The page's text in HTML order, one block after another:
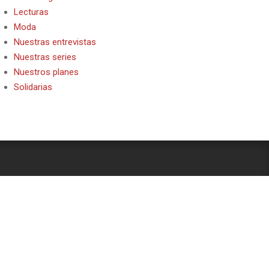
Lecturas
Moda
Nuestras entrevistas
Nuestras series
Nuestros planes
Solidarias